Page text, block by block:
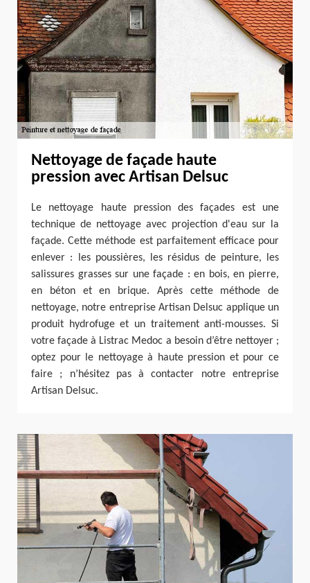
Nettoyage de façade haute
pression avec Artisan Delsuc
Le nettoyage haute pression des façades est une
technique de nettoyage avec projection d'eau sur la
façade. Cette méthode est parfaitement efficace pour
enlever : les poussières, les résidus de peinture, les
salissures grasses sur une façade : en bois, en pierre,
en béton et en brique. Après cette méthode de
nettoyage, notre entreprise Artisan Delsuc applique un
produit hydrofuge et un traitement anti-mousses. Si
votre façade à Listrac Medoc a besoin d’être nettoyer ;
optez pour le nettoyage à haute pression et pour ce
faire ; n’hésitez pas à contacter notre entreprise
Artisan Delsuc.